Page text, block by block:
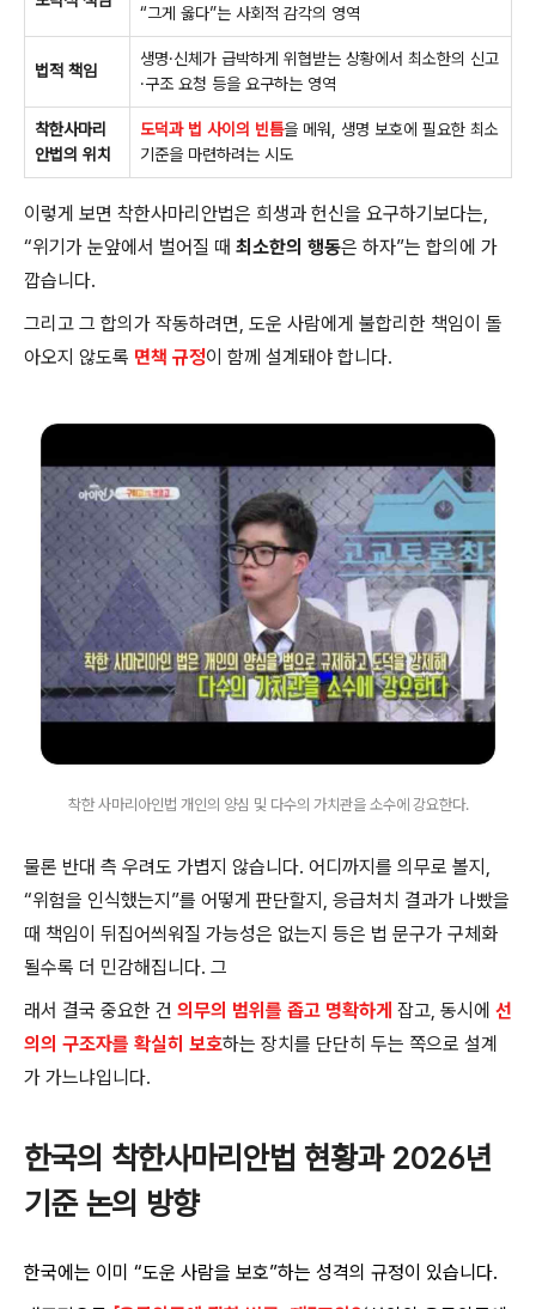
“그게 옳다”는 사회적 감각의 영역
법적 책임
생명·신체가 급박하게 위협받는 상황에서 최소한의 신고
·구조 요청 등을 요구하는 영역
착한사마리
안법의 위치
도덕과 법 사이의 빈틈을 메워, 생명 보호에 필요한 최소
기준을 마련하려는 시도
이렇게 보면 착한사마리안법은 희생과 헌신을 요구하기보다는,
“위기가 눈앞에서 벌어질 때 최소한의 행동은 하자”는 합의에 가
깝습니다.
그리고 그 합의가 작동하려면, 도운 사람에게 불합리한 책임이 돌
아오지 않도록 면책 규정이 함께 설계돼야 합니다.
착한 사마리아인법 개인의 양심 및 다수의 가치관을 소수에 강요한다.
물론 반대 측 우려도 가볍지 않습니다. 어디까지를 의무로 볼지,
“위험을 인식했는지”를 어떻게 판단할지, 응급처치 결과가 나빴을
때 책임이 뒤집어씌워질 가능성은 없는지 등은 법 문구가 구체화
될수록 더 민감해집니다. 그
래서 결국 중요한 건 의무의 범위를 좁고 명확하게 잡고, 동시에 선
의의 구조자를 확실히 보호하는 장치를 단단히 두는 쪽으로 설계
가 가느냐입니다.
한국의 착한사마리안법 현황과 2026년
기준 논의 방향
한국에는 이미 “도운 사람을 보호”하는 성격의 규정이 있습니다.